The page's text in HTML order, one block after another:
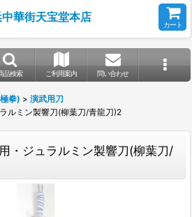
華街天宝堂本店
カート
品検索 ご利用案内 問い合わせ
拳) > 演武用刀
ルミン製響刀(柳葉刀/青龍刀)2
・ジュラルミン製響刀(柳葉刀/